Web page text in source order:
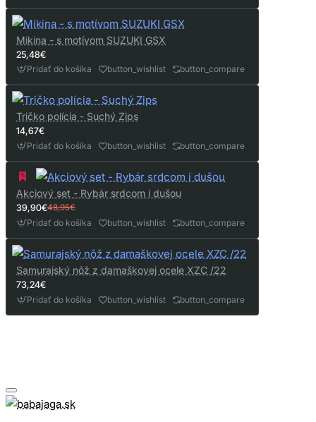
Mikina - s motívom SUZUKI GSX
25,48€
Pridať do košíka button_wishlist button_compare
Tričko polícia - Suchý Zips
14,67€
Pridať do košíka button_wishlist button_compare
Akciový set - Rybár srdcom i dušou
39,90€48,95€
Pridať do košíka button_wishlist button_compare
Samurajský nôž z damaškovej ocele XZC /22
73,24€
Pridať do košíka button_wishlist button_compare